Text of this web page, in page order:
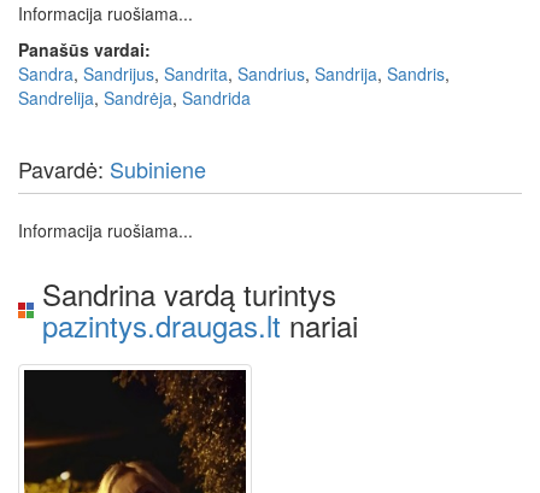
Informacija ruošiama...
Panašūs vardai:
Sandra, Sandrijus, Sandrita, Sandrius, Sandrija, Sandris,
Sandrelija, Sandrėja, Sandrida
Pavardė: Subiniene
Informacija ruošiama...
Sandrina vardą turintys
pazintys.draugas.lt nariai